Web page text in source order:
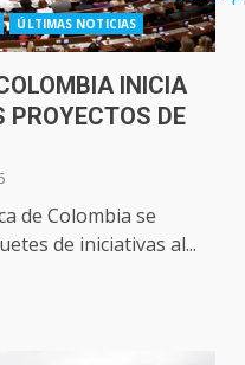
ÚLTIMAS NOTICIAS
INICIA
PROYECTOS DE
de Colombia se
de iniciativas al...